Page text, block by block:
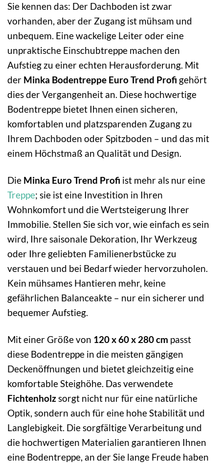
Sie kennen das: Der Dachboden ist zwar
vorhanden, aber der Zugang ist mühsam und
unbequem. Eine wackelige Leiter oder eine
unpraktische Einschubtreppe machen den
Aufstieg zu einer echten Herausforderung. Mit
der Minka Bodentreppe Euro Trend Profi gehört
dies der Vergangenheit an. Diese hochwertige
Bodentreppe bietet Ihnen einen sicheren,
komfortablen und platzsparenden Zugang zu
Ihrem Dachboden oder Spitzboden – und das mit
einem Höchstmaß an Qualität und Design.
Die Minka Euro Trend Profi ist mehr als nur eine
Treppe; sie ist eine Investition in Ihren
Wohnkomfort und die Wertsteigerung Ihrer
Immobilie. Stellen Sie sich vor, wie einfach es sein
wird, Ihre saisonale Dekoration, Ihr Werkzeug
oder Ihre geliebten Familienerbstücke zu
verstauen und bei Bedarf wieder hervorzuholen.
Kein mühsames Hantieren mehr, keine
gefährlichen Balanceakte – nur ein sicherer und
bequemer Aufstieg.
Mit einer Größe von 120 x 60 x 280 cm passt
diese Bodentreppe in die meisten gängigen
Deckenöffnungen und bietet gleichzeitig eine
komfortable Steighöhe. Das verwendete
Fichtenholzsorgt nicht nur für eine natürliche
Optik, sondern auch für eine hohe Stabilität und
Langlebigkeit. Die sorgfältige Verarbeitung und
die hochwertigen Materialien garantieren Ihnen
eine Bodentreppe, an der Sie lange Freude haben